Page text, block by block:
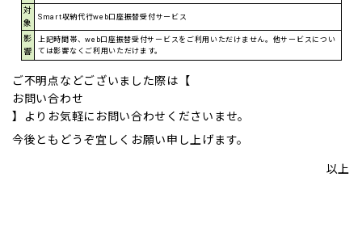
対
象
Smart収納代行web口座振替受付サービス
影
響
上記時間帯、web口座振替受付サービスをご利用いただけません。他サービスについ
ては影響なくご利用いただけます。
ご不明点などございました際は【
お問い合わせ
】よりお気軽にお問い合わせくださいませ。
今後ともどうぞ宜しくお願い申し上げます。
以上